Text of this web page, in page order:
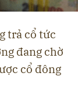
trả cổ tức
đang chờ
cổ đông